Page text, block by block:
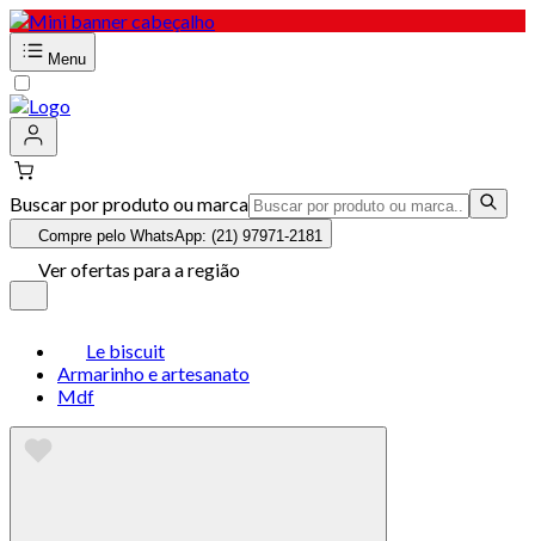
Menu
Buscar por produto ou marca
Compre pelo WhatsApp: (21) 97971-2181
Ver ofertas para a região
Le biscuit
Armarinho e artesanato
Mdf